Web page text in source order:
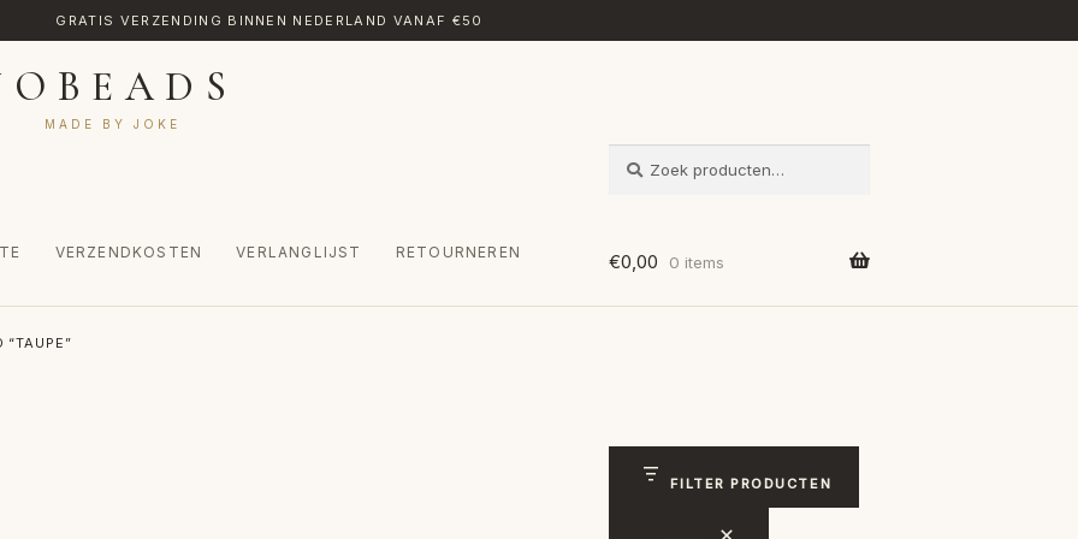
GRATIS VERZENDING BINNEN NEDERLAND VANAF €50
MADE BY JOKE
naar:
VERZENDKOSTEN VERLANGLIJST RETOURNEREN
MIJN ACCOUNT RETOURNEREN TRANSLATE VERLANGLIJST
€0,00 0 items
“TAUPE”
FILTER PRODUCTEN